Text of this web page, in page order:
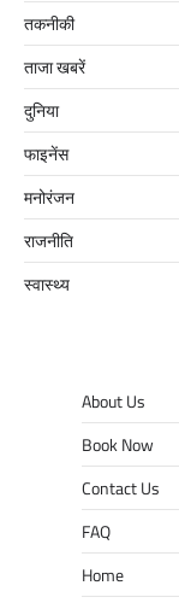
तकनीकी
ताजा खबरें
दुनिया
फाइनेंस
मनोरंजन
राजनीति
स्वास्थ्य
About Us
Book Now
Contact Us
FAQ
Home